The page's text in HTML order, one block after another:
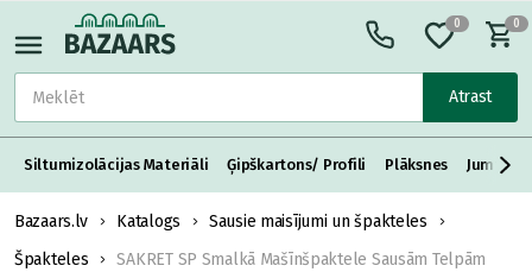
Atrast
0 0
Siltumizolācijas Materiāli Ģipškartons/ Profili Plāksnes Jumta
Bazaars.lv Katalogs
Sausie maisījumi un špakteles
Špakteles
SAKRET SP Smalkā Mašīnšpaktele Sausām Telpām